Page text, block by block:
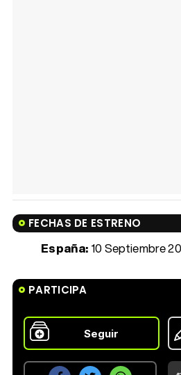
FECHAS DE ESTRENO
España: 10 Septiembre
PARTICIPA
Seguir